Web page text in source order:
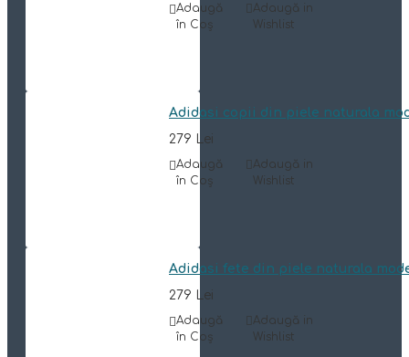
Adaugă
în Coş
Adaugă in
Wishlist
Adidasi copii din piele naturala
279 Lei
Adaugă
în Coş
Adaugă in
Wishlist
Adidasi fete din piele naturala
279 Lei
Adaugă
în Coş
Adaugă in
Wishlist